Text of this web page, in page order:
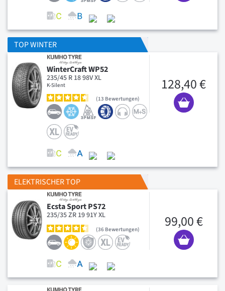
TOP WINTER
WinterCraft WP52
235/45 R 18 98V XL
K-Silent
13 Bewertungen
128,40 €
ELEKTRISCHER TOP
Ecsta Sport PS72
235/35 ZR 19 91Y XL
36 Bewertungen 99,00 €